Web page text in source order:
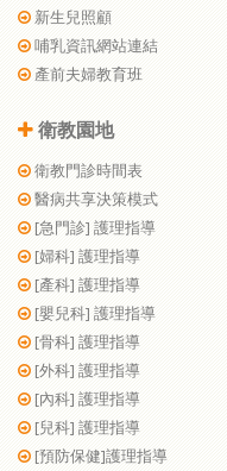
新生兒照顧
哺乳資訊網站連結
產前夫婦教育班
衛教園地
衛教門診時間表
醫病共享決策模式
[急門診] 護理指導
[婦科] 護理指導
[產科] 護理指導
[嬰兒科] 護理指導
[骨科] 護理指導
[外科] 護理指導
[內科] 護理指導
[兒科] 護理指導
[預防保健]護理指導